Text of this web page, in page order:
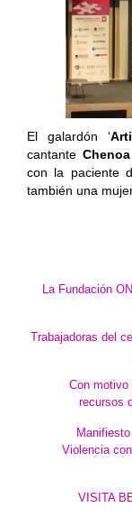
El galardón ‘
cantante Chenoa
con la paciente
también una
La Fundación
Trabajadoras del
Con motivo
recursos
Violencia
VISITA